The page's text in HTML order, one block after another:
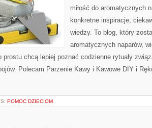
miłość do aromatycznych
konkretne inspiracje,
wiedzy. To blog, który
aromatycznych naparów,
chcą lepiej poznać codzienne rytuały
Polecam Parzenie Kawy i Kawowe DIY i
POMOC DZIECIOM